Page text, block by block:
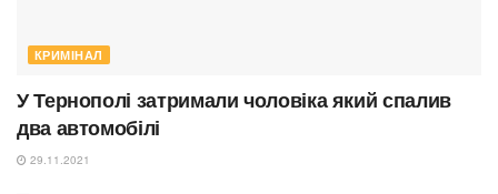
КРИМІНАЛ
У Тернополі затримали чоловіка який спалив
два автомобілі
29.11.2021